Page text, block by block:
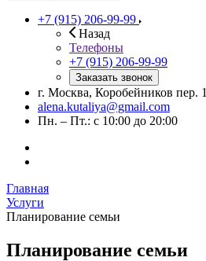
+7 (915) 206-99-99
Назад
Телефоны
+7 (915) 206-99-99
Заказать звонок
г. Москва, Коробейников пер. 1
alena.kutaliya@gmail.com
Пн. – Пт.: с 10:00 до 20:00
Главная
Услуги
Планирование семьи
Планирование семьи